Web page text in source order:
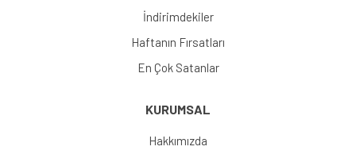
İndirimdekiler
Haftanın Fırsatları
En Çok Satanlar
KURUMSAL
Hakkımızda